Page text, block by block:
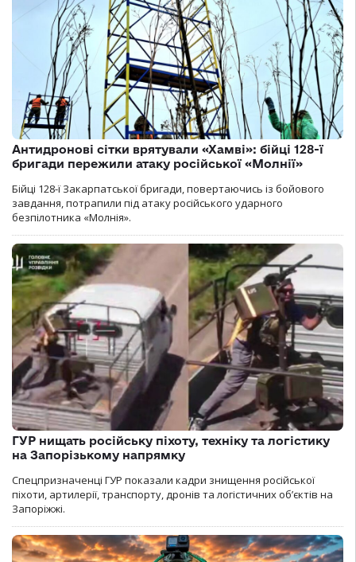
Антидронові сітки врятували «Хамві»: бійці 128-ї
бригади пережили атаку російської «Молнії»
Бійці 128-ї Закарпатської бригади, повертаючись із бойового
завдання, потрапили під атаку російського ударного
безпілотника «Молнія».
ГУР нищать російську піхоту, техніку та логістику
на Запорізькому напрямку
Спецпризначенці ГУР показали кадри знищення російської
піхоти, артилерії, транспорту, дронів та логістичних об’єктів на
Запоріжжі.